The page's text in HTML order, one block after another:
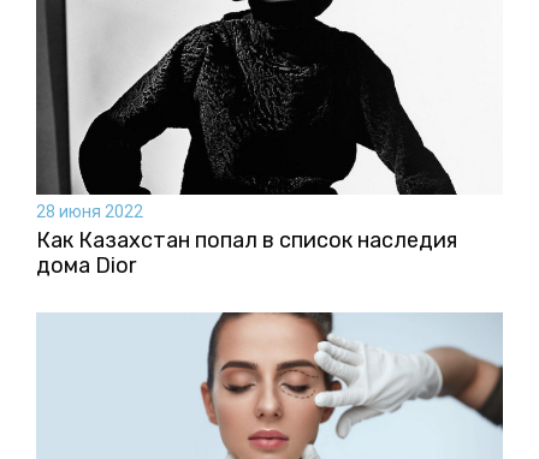
28 июня 2022
Как Казахстан попал в список наследия
дома Dior